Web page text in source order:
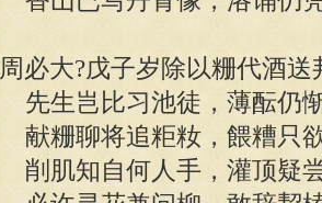
周必大?戊子岁除以粣代酒
先生岂比习池徒，薄酝仍
献粣聊将追粔籹，餵糟只
削肌知自何人手，灌顶疑